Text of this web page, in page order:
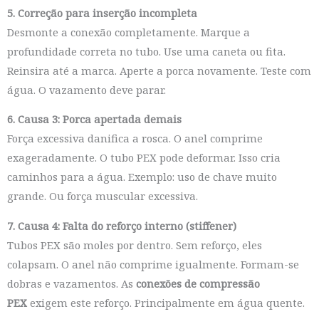
5. Correção para inserção incompleta
Desmonte a conexão completamente. Marque a
profundidade correta no tubo. Use uma caneta ou fita.
Reinsira até a marca. Aperte a porca novamente. Teste com
água. O vazamento deve parar.
6. Causa 3: Porca apertada demais
Força excessiva danifica a rosca. O anel comprime
exageradamente. O tubo PEX pode deformar. Isso cria
caminhos para a água. Exemplo: uso de chave muito
grande. Ou força muscular excessiva.
7. Causa 4: Falta do reforço interno (stiffener)
Tubos PEX são moles por dentro. Sem reforço, eles
colapsam. O anel não comprime igualmente. Formam-se
dobras e vazamentos. As conexões de compressão
PEX exigem este reforço. Principalmente em água quente.